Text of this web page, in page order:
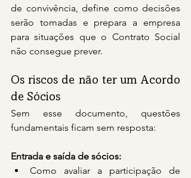
de convivência, define como decisões
serão tomadas e prepara a empresa
para situações que o Contrato Social
não consegue prever.
Os riscos de não ter um Acordo
de Sócios
Sem esse documento, questões
fundamentais ficam sem resposta:
Entrada e saída de sócios:
Como avaliar a participação de